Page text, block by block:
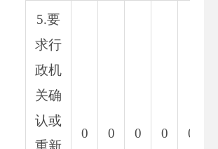
5.要
求行
政机
关确
认或
重新
0 0 0 0 0